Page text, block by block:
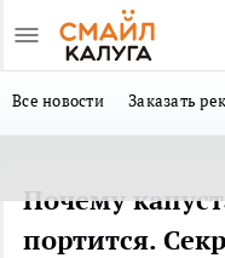
Все новости Заказать
Почему
портится.